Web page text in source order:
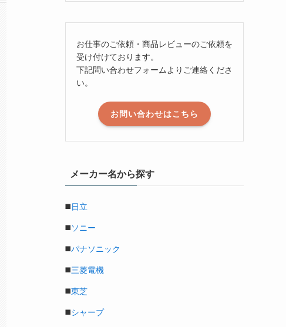
お仕事のご依頼・商品レビューのご依頼を
受け付けております。
下記問い合わせフォームよりご連絡くださ
い。
お問い合わせはこちら
メーカー名から探す
◼️日立
◼️ソニー
◼️パナソニック
◼️三菱電機
◼️東芝
◼️シャープ